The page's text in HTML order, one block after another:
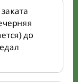
до